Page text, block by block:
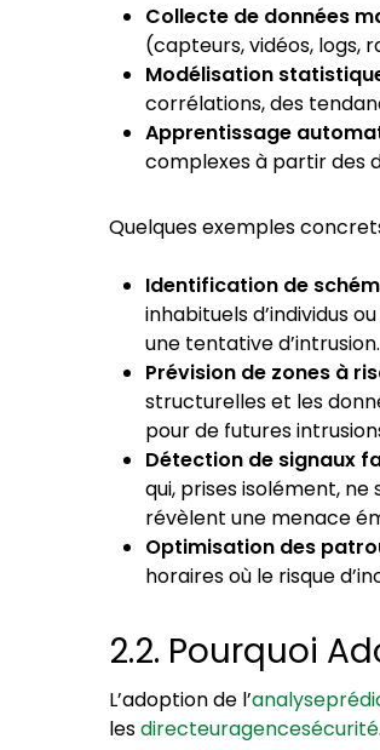
Collecte de données
(capteurs, vidéos, logs,
Modélisation
corrélations, des
Apprentissage
complexes à partir des
Quelques exemples
Identification de
inhabituels d’individus
une tentative d’intrusion.
Prévision de zones à
structurelles et les
pour de futures
Détection de signaux
qui, prises isolément,
révèlent une menace
Optimisation des
horaires où le risque
2.2. Pourquoi
L’adoption de l’
lesdirecteuragencesécurité